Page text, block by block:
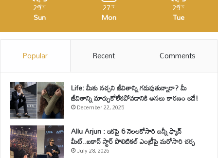
29℃
Sun
27℃
Mon
29℃
Tue
Popular Recent Comments
Life: మీకు నచ్చని జీవితాన్ని గడుపుతున్నారా? మీ
జీవితాన్ని మార్చుకోలేకపోవడానికి అసలు కారణం ఇదే!
December 22, 2025
Allu Arjun : ఇకపై 6 నెలలకోసారి బన్నీ ఫ్యాన్
మీట్..ఐకాన్ స్టార్ పొలిటికల్ ఎంట్రీపై మరోసారి చర్చ
July 28, 2026